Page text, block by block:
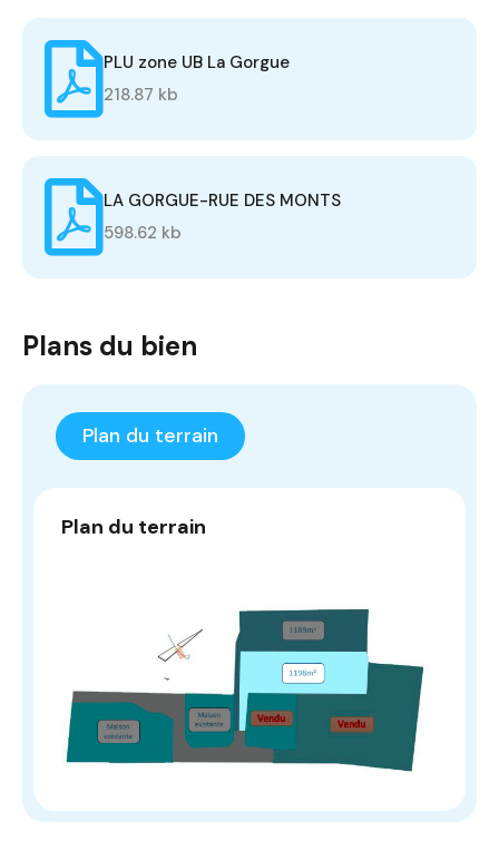
PLU zone UB La Gorgue
218.87 kb
LA GORGUE-RUE DES MONTS
598.62 kb
Plans du bien
Plan du terrain
Plan du terrain